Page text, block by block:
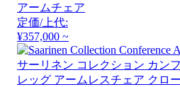
アームチェア
定価/上代:
¥357,000 ~